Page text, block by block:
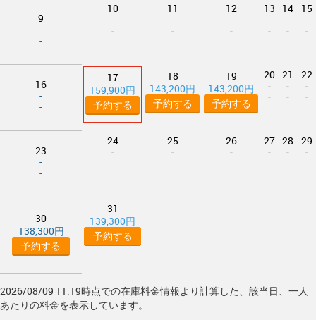
9
-
-
10
-
-
11
-
-
12
-
-
13
-
-
14
-
-
15
-
-
16
-
-
17
159,900円
予約する
18
143,200円
予約する
19
143,200円
予約する
20
-
-
21
-
-
22
-
-
23
-
-
24
-
-
25
-
-
26
-
-
27
-
-
28
-
-
29
-
-
30
138,300円
予約する
31
139,300円
予約する
2026/08/09 11:19時点での在庫料金情報より計算した、該当日、一人
あたりの料金を表示しています。